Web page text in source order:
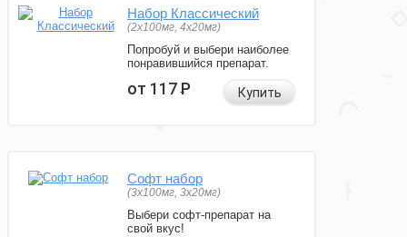
Набор Классический
(2x100мг, 4x20мг)
Попробуй и выбери наиболее
понравившийся препарат.
от 117Р Купить
Софт набор
(3x100мг, 3x20мг)
Выбери софт-препарат на
свой вкус!